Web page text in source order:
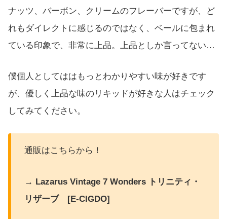
ナッツ、バーボン、クリームのフレーバーですが、ど
れもダイレクトに感じるのではなく、ベールに包まれ
ている印象で、非常に上品。上品としか言ってない…
僕個人としてははもっとわかりやすい味が好きです
が、優しく上品な味のリキッドが好きな人はチェック
してみてください。
通販はこちらから！
→ Lazarus Vintage 7 Wonders トリニティ・
リザーブ [E-CIGDO]